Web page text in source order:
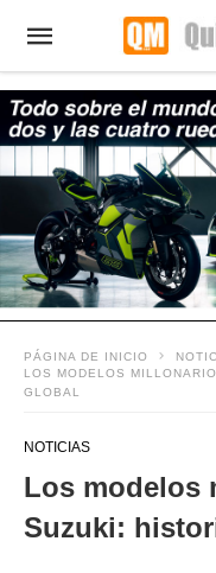
PÁGINA DE INICIO
LOS MODELOS
GLOBAL
NOTICIAS
Los modelos
Suzuki: